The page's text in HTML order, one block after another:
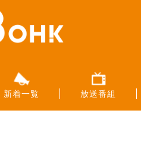
新着一覧 放送番組